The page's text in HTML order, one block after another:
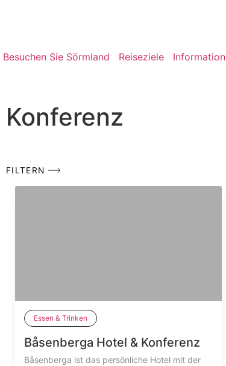
Besuchen Sie Sörmland Reiseziele Information
Konferenz
FILTERN
Essen & Trinken
Båsenberga Hotel & Konferenz
Båsenberga ist das persönliche Hotel mit der